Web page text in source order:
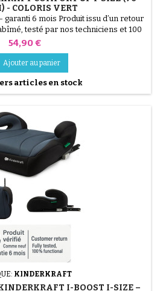
- COLORIS VERT
garanti 6 mois Produit issu d’un retour
testé par nos techniciens et 100
COMFORT UP i-Size est un siège
Alliant sécurité et confort, il répond à
norme R129 i-Size. Sa...
Prix
54,90 €
Ajouter au panier
articles en stock
KINDERKRAFT
I-BOOST I-SIZE –